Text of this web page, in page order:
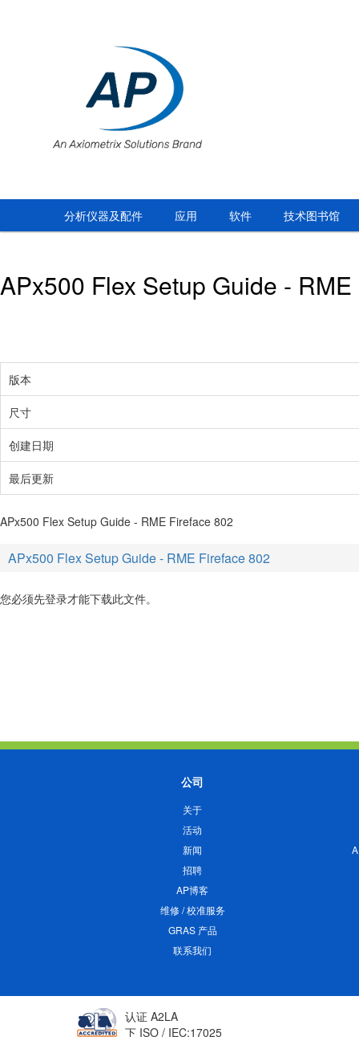
分析仪器及配件 应用 软件 技术图书馆
APx500 Flex Setup Guide -
版本
尺寸
创建日期
最后更新
APx500 Flex Setup Guide - RME Fireface 802
APx500 Flex Setup Guide - RME Fireface 802
您必须先登录才能下载此文件。
公司
关于
活动
新闻
招聘
AP博客
维修 / 校准服务
GRAS 产品
联系我们
认证 A2LA
下 ISO / IEC:17025